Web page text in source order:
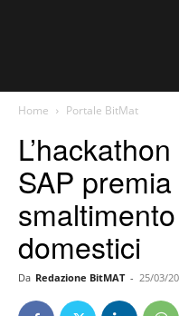
Home Portale BitMat
SAP premia
domestici
Da Redazione BitMAT - 25/03/